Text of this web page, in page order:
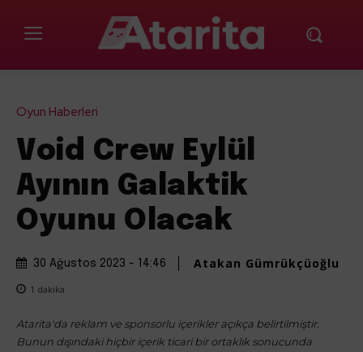
Oyun Haberleri
Void Crew Eylül
Ayının Galaktik
Oyunu Olacak
30 Ağustos 2023 - 14:46 Atakan Gümrükçüoğlu
1 dakika
Atarita'da reklam ve sponsorlu içerikler açıkça belirtilmiştir.
Bunun dışındaki hiçbir içerik ticari bir ortaklık sonucunda